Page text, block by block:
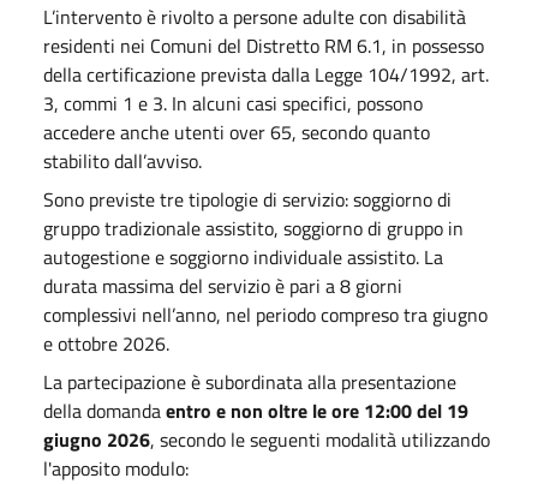
L’intervento è rivolto a persone adulte con disabilità
residenti nei Comuni del Distretto RM 6.1, in possesso
della certificazione prevista dalla Legge 104/1992, art.
3, commi 1 e 3. In alcuni casi specifici, possono
accedere anche utenti over 65, secondo quanto
stabilito dall’avviso.
Sono previste tre tipologie di servizio: soggiorno di
gruppo tradizionale assistito, soggiorno di gruppo in
autogestione e soggiorno individuale assistito. La
durata massima del servizio è pari a 8 giorni
complessivi nell’anno, nel periodo compreso tra giugno
e ottobre 2026.
La partecipazione è subordinata alla presentazione
della domandaentro e non oltre leore 12:00 del 19
giugno 2026, secondo le seguenti modalità utilizzando
l'apposito modulo: